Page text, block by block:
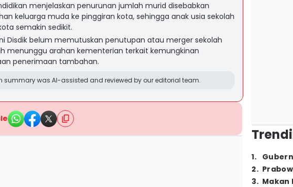
menjelaskan penurunan jumlah murid disebabkan
keluarga muda ke pinggiran kota, sehingga anak usia sekolah
semakin sedikit.
Disdik belum memutuskan penutupan atau merger sekolah
menunggu arahan kementerian terkait kemungkinan
penerimaan tambahan.
summary was AI-assisted and reviewed by our editorial team.
1.
2.
3. Makan